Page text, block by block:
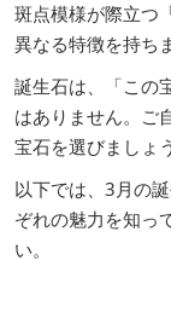
斑点模様が際立つ
異なる特徴を持ち
誕生石は、「この
はありません。ご
宝石を選びましょう
以下では、3月の
ぞれの魅力を知っ
い。